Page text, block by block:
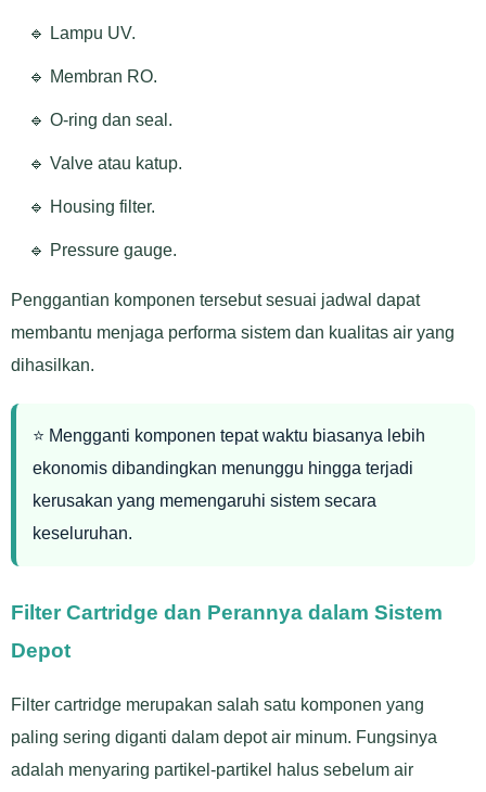
🔹 Lampu UV.
🔹 Membran RO.
🔹 O-ring dan seal.
🔹 Valve atau katup.
🔹 Housing filter.
🔹 Pressure gauge.
Penggantian komponen tersebut sesuai jadwal dapat
membantu menjaga performa sistem dan kualitas air yang
dihasilkan.
⭐ Mengganti komponen tepat waktu biasanya lebih
ekonomis dibandingkan menunggu hingga terjadi
kerusakan yang memengaruhi sistem secara
keseluruhan.
Filter Cartridge dan Perannya dalam Sistem
Depot
Filter cartridge merupakan salah satu komponen yang
paling sering diganti dalam depot air minum. Fungsinya
adalah menyaring partikel-partikel halus sebelum air